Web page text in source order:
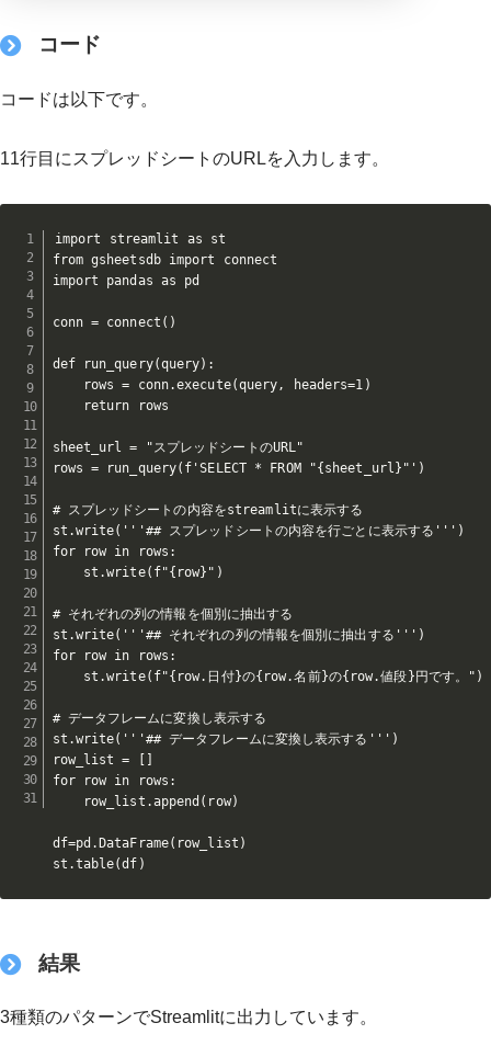
コード
コードは以下です。
11行目にスプレッドシートのURLを入力します。
import streamlit as st
from gsheetsdb import connect
import pandas as pd
conn = connect()
def run_query(query):
    rows = conn.execute(query, headers=1)
    return rows
sheet_url = "スプレッドシートのURL"
rows = run_query(f'SELECT * FROM "{sheet_url}"')
# スプレッドシートの内容をstreamlitに表示する
st.write('''## スプレッドシートの内容を行ごとに表示する''')
for row in rows:
    st.write(f"{row}")
# それぞれの列の情報を個別に抽出する
st.write('''## それぞれの列の情報を個別に抽出する''')
for row in rows:
    st.write(f"{row.日付}の{row.名前}の{row.値段}円です。")
# データフレームに変換し表示する
st.write('''## データフレームに変換し表示する''')
row_list = []
for row in rows:
    row_list.append(row)
df=pd.DataFrame(row_list)
st.table(df)
結果
3種類のパターンでStreamlitに出力しています。